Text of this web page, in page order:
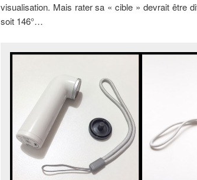
visualisation. Mais rater sa « cible » devrait être
soit 146°…